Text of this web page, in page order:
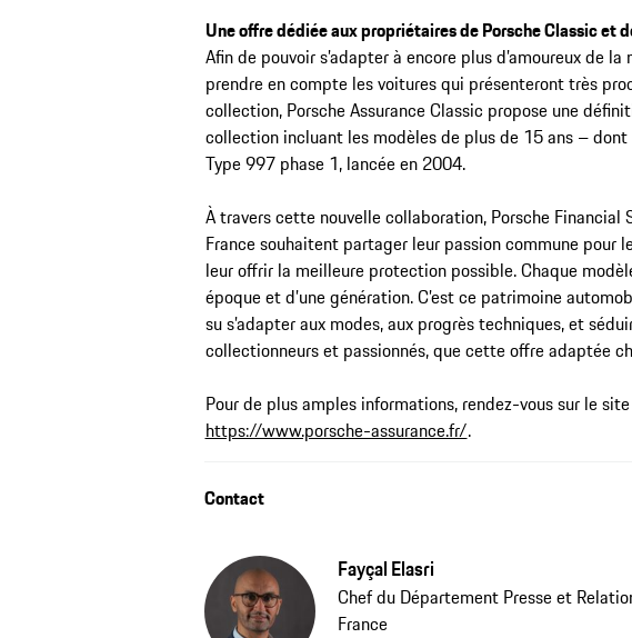
Une offre dédiée aux propriétaires de Porsche Classic et
Afin de pouvoir s’adapter à encore plus d’amoureux de
prendre en compte les voitures qui présenteront très
collection, Porsche Assurance Classic propose une
collection incluant les modèles de plus de 15 ans –
Type 997 phase 1, lancée en 2004.
À travers cette nouvelle collaboration, Porsche Financial
France souhaitent partager leur passion commune pour
leur offrir la meilleure protection possible. Chaque
époque et d’une génération. C’est ce patrimoine
su s’adapter aux modes, aux progrès techniques, et
collectionneurs et passionnés, que cette offre adaptée
Pour de plus amples informations, rendez-vous sur le site
https://www.porsche-assurance.fr/.
Contact
Fayçal Elasri
Chef du Département Presse et
France